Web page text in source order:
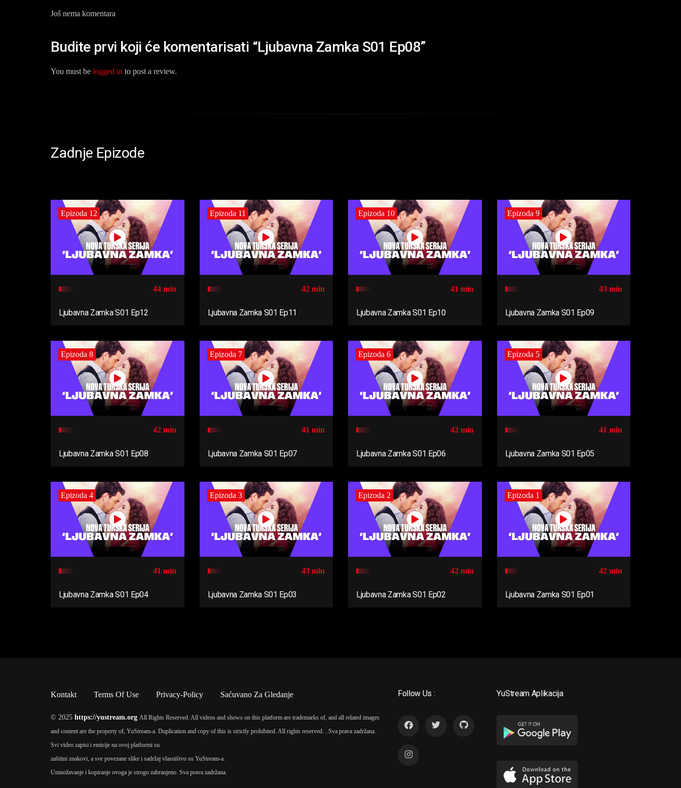
Još nema komentara
Budite prvi koji će komentarisati “Ljubavna Zamka S01 Ep08”
You must be logged in to post a review.
Zadnje Epizode
Epizoda 12
44 min
Ljubavna Zamka S01 Ep12
Epizoda 11
42 min
Ljubavna Zamka S01 Ep11
Epizoda 10
41 min
Ljubavna Zamka S01 Ep10
Epizoda 9
43 min
Ljubavna Zamka S01 Ep09
Epizoda 8
42 min
Ljubavna Zamka S01 Ep08
Epizoda 7
41 min
Ljubavna Zamka S01 Ep07
Epizoda 6
42 min
Ljubavna Zamka S01 Ep06
Epizoda 5
41 min
Ljubavna Zamka S01 Ep05
Epizoda 4
41 min
Ljubavna Zamka S01 Ep04
Epizoda 3
43 min
Ljubavna Zamka S01 Ep03
Epizoda 2
42 min
Ljubavna Zamka S01 Ep02
Epizoda 1
42 min
Ljubavna Zamka S01 Ep01
Kontakt Terms Of Use Privacy-Policy Saćuvano Za Gledanje
© 2025 https://yustream.org All Rights Reserved. All videos and shows on this platform are trademarks of, and all related images
and content are the property of, YuStream-a. Duplication and copy of this is strictly prohibited. All rights reserved…Sva prava zadržana.
Svi video zapisi i emisije na ovoj platformi su
zaštitni znakovi, a sve povezane slike i sadržaj vlasništvo su YuStream-a.
Umnožavanje i kopiranje ovoga je strogo zabranjeno. Sva prava zadržana.
Follow Us : YuStream Aplikacija